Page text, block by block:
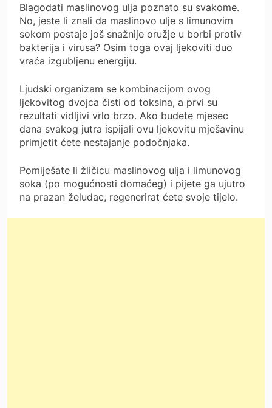
Blagodati maslinovog ulja poznato su svakome.
No, jeste li znali da maslinovo ulje s limunovim
sokom postaje još snažnije oružje u borbi protiv
bakterija i virusa? Osim toga ovaj ljekoviti duo
vraća izgubljenu energiju.
Ljudski organizam se kombinacijom ovog
ljekovitog dvojca čisti od toksina, a prvi su
rezultati vidljivi vrlo brzo. Ako budete mjesec
dana svakog jutra ispijali ovu ljekovitu mješavinu
primjetit ćete nestajanje podočnjaka.
Pomiješate li žličicu maslinovog ulja i limunovog
soka (po mogućnosti domaćeg) i pijete ga ujutro
na prazan želudac, regenerirat ćete svoje tijelo.